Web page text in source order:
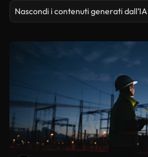
Nascondi i contenuti generati dall’IA